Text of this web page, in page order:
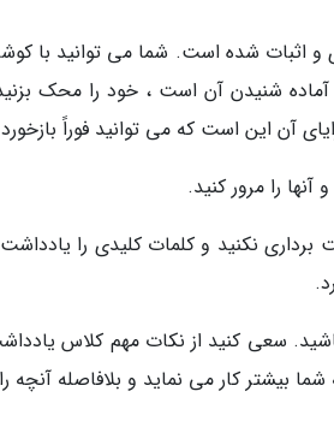
اثبات شده است. شما می توانید با
شنیدن آن است ، خود را محک
آن این است که می توانید فوراً
را مرور کنید.
برداری نکنید و کلمات کلیدی را
سعی کنید از نکات مهم کلاس
شما بیشتر کار می نماید و بلافاصله